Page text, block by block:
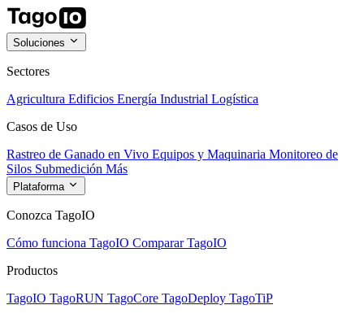
Soluciones
Sectores
Agricultura Edificios Energía Industrial Logística
Casos de Uso
Rastreo de Ganado en Vivo Equipos y Maquinaria Monitoreo de
Silos Submedición Más
Plataforma
Conozca TagoIO
Cómo funciona TagoIO Comparar TagoIO
Productos
TagoIO TagoRUN TagoCore TagoDeploy TagoTiP